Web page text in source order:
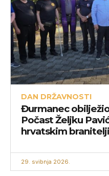
DAN DRŽAVNOSTI
Đurmanec
Počast Željku
hrvatskim
29. svibnja 2026.